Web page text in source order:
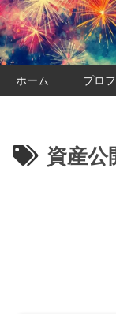
ホーム プロ
資産公